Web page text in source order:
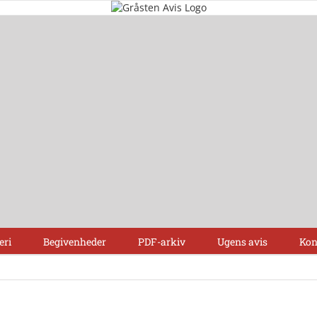
Begivenheder PDF-arkiv Ugens avis